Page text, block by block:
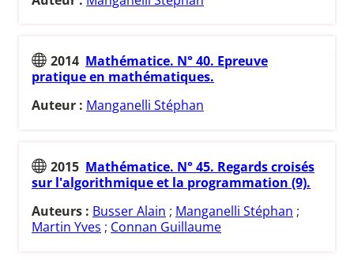
2014 Mathématice. N° 40. Epreuve
pratique en mathématiques.
Auteur : Manganelli Stéphan
2015 Mathématice. N° 45. Regards croisés
sur l'algorithmique et la programmation (9).
Auteurs : Busser Alain ; Manganelli Stéphan ;
Martin Yves ; Connan Guillaume